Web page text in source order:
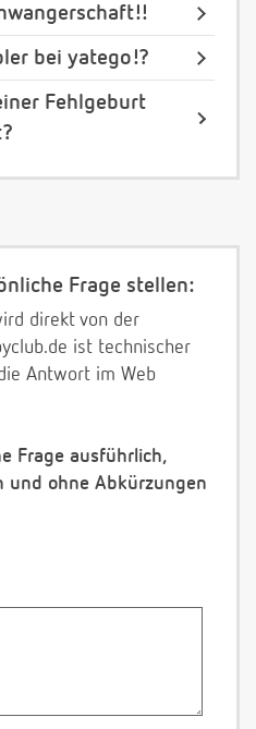
bei yatego!?
Fehlgeburt
Frage stellen:
direkt von der
ist technischer
Antwort im Web
Frage ausführlich,
und ohne Abkürzungen